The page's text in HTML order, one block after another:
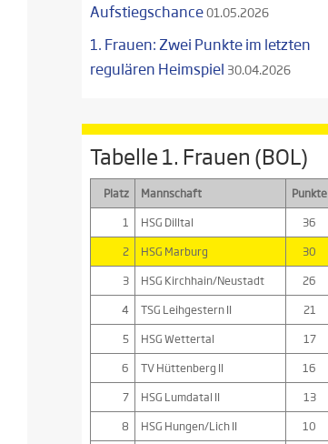
Aufstiegschance01.05.2026
1. Frauen: Zwei Punkte im letzten
regulären Heimspiel 30.04.2026
Tabelle 1. Frauen (BOL)
Platz Mannschaft
Punkte
1
HSG Dilltal
36
2
HSG Marburg
30
3
HSG Kirchhain/Neustadt
26
4
TSG Leihgestern II
21
5
HSG Wettertal
17
6
TV Hüttenberg II
16
7
HSG Lumdatal II
13
8
HSG Hungen/Lich II
10